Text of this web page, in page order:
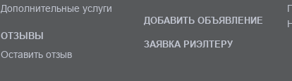
Дополнительные услуги
ОТЗЫВЫ
Оставить отзыв
ДОБАВИТЬ ОБЪЯВЛЕНИЕ
ЗАЯВКА РИЭЛТЕРУ